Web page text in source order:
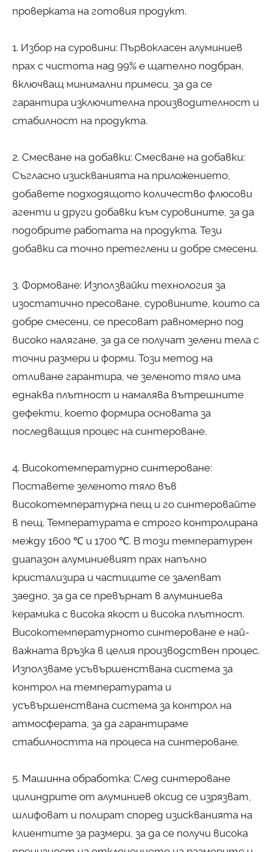
проверката на готовия продукт.
1. Избор на суровини: Първокласен алуминиев
прах с чистота над 99% е щателно подбран,
включващ минимални примеси, за да се
гарантира изключителна производителност и
стабилност на продукта.
2. Смесване на добавки: Смесване на добавки:
Съгласно изискванията на приложението,
добавете подходящото количество флюсови
агенти и други добавки към суровините, за да
подобрите работата на продукта. Тези
добавки са точно претеглени и добре смесени.
3. Формоване: Използвайки технология за
изостатично пресоване, суровините, които са
добре смесени, се пресоват равномерно под
високо налягане, за да се получат зелени тела с
точни размери и форми. Този метод на
отливане гарантира, че зеленото тяло има
еднаква плътност и намалява вътрешните
дефекти, което формира основата за
последващия процес на синтероване.
4. Високотемпературно синтероване:
Поставете зеленото тяло във
високотемпературна пещ и го синтеровайте
в пещ. Температурата е строго контролирана
между 1600 ℃ и 1700 ℃. В този температурен
диапазон алуминиевият прах напълно
кристализира и частиците се залепват
заедно, за да се превърнат в алуминиева
керамика с висока якост и висока плътност.
Високотемпературното синтероване е най-
важната връзка в целия производствен процес.
Използваме усъвършенствана система за
контрол на температурата и
усъвършенствана система за контрол на
атмосферата, за да гарантираме
стабилността на процеса на синтероване.
5. Машинна обработка: След синтероване
цилиндрите от алуминиев оксид се изрязват,
шлифоват и полират според изискванията на
клиентите за размери, за да се получи висока